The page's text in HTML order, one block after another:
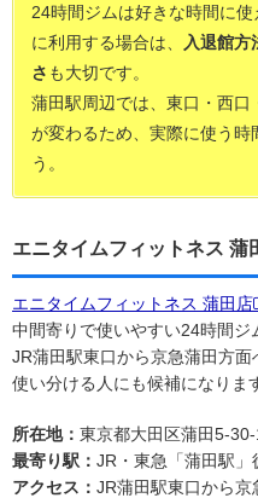
24時間ジムは好きな時間に
に利用する場合は、
入退館方
さ も大切です。
蒲田駅周辺では、東口・西口
が変わるため、実際に使う時
う。
エニタイムフィットネス 蒲
エニタイムフィットネス 蒲田店
中間寄りで使いやすい24時間ジ
JR蒲田駅東口から京急蒲田方
使い分ける人にも候補になりま
所在地： 東京都大田区蒲田5-
最寄り駅： JR・東急「蒲田駅
アクセス： JR蒲田駅東口から